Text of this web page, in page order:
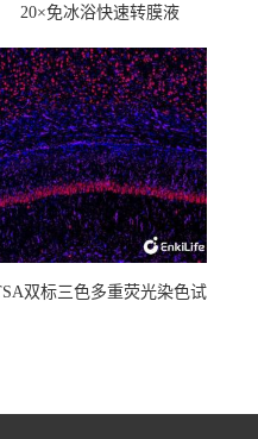
20×免冰浴快速转膜液
双标三色多重荧光染色试